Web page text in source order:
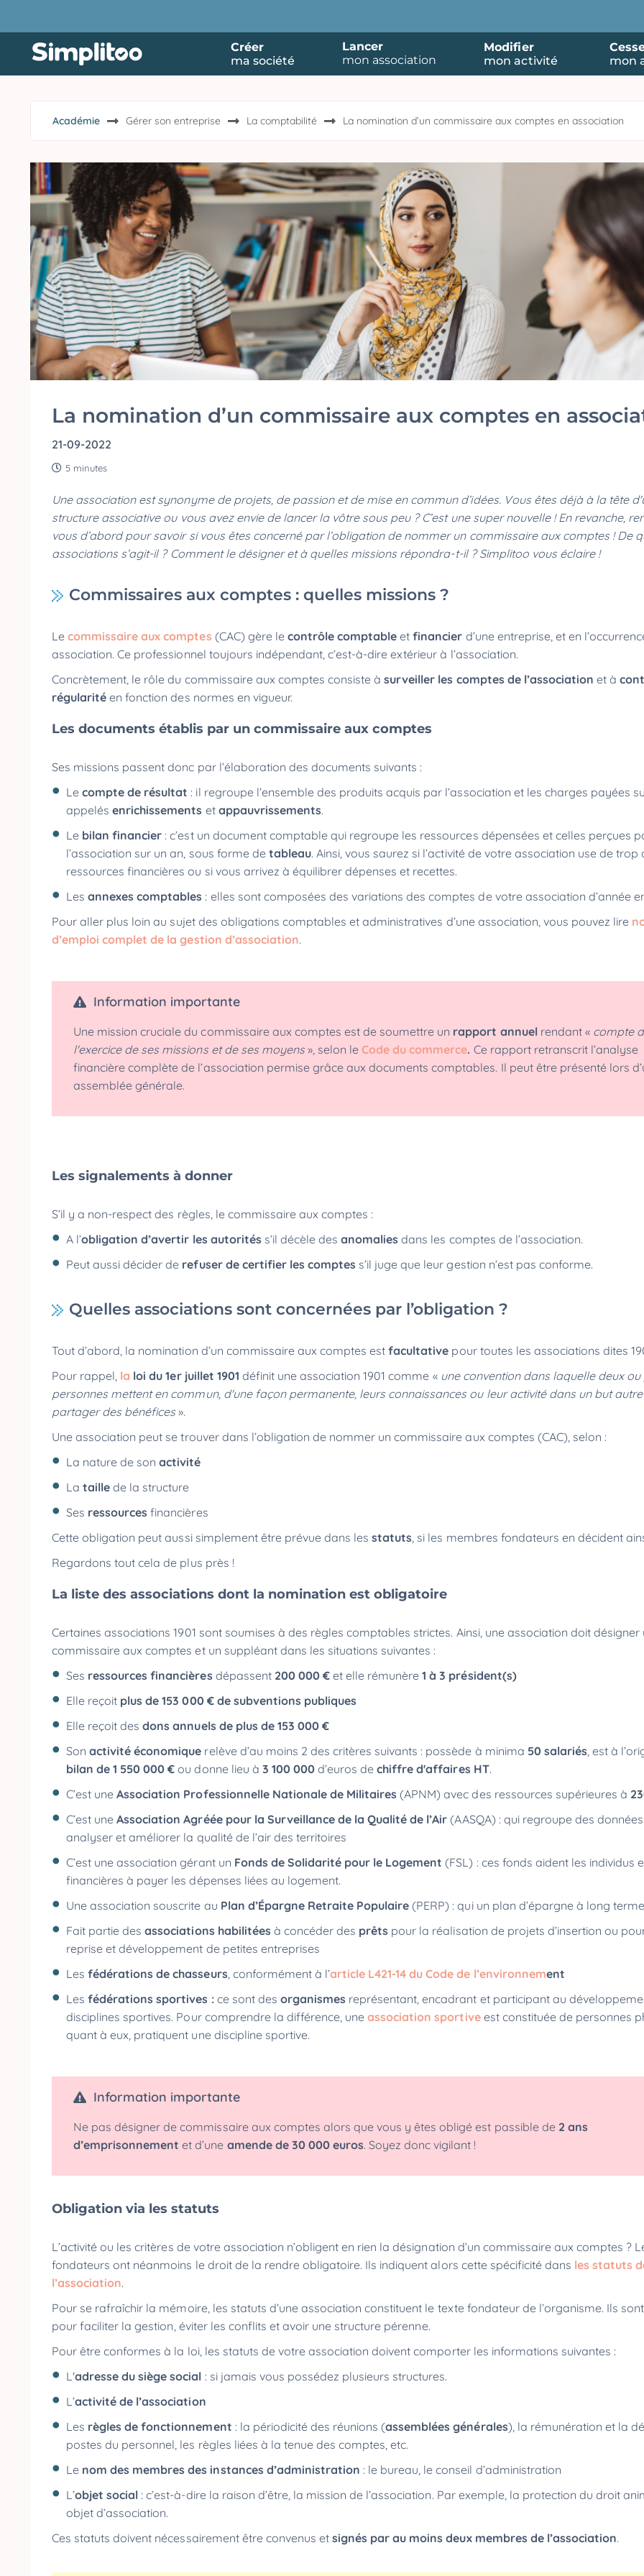
Créer
ma société
Lancer
mon association
Modifier
mon activité
mon
Académie Gérer son entreprise La comptabilité La nomination d’un commissaire aux comptes en association
La nomination d’un commissaire aux comptes en
21-09-2022
5 minutes
Une association est synonyme de projets, de passion et de mise en commun d’idées. Vous êtes déjà à la tête
structure associative ou vous avez envie de lancer la vôtre sous peu ? C’est une super nouvelle ! En revanche,
vous d’abord pour savoir si vous êtes concerné par l’obligation de nommer un commissaire aux comptes ! De
associations s’agit-il ? Comment le désigner et à quelles missions répondra-t-il ? Simplitoo vous éclaire !
Commissaires aux comptes : quelles missions ?
Lecommissaire aux comptes (CAC) gère le contrôle comptableet financier d’une entreprise, et en
association. Ce professionnel toujours indépendant, c’est-à-dire extérieur à l’association.
Concrètement, le rôle du commissaire aux comptes consiste à surveiller les comptes de l’association et à
régularité en fonction des normes en vigueur.
Les documents établis par un commissaire aux comptes
Ses missions passent donc par l’élaboration des documents suivants :
Lecompte de résultat : il regroupe l’ensemble des produits acquis par l’association et les charges payées
appelésenrichissements et appauvrissements.
Le bilan financier : c’est un document comptable qui regroupe les ressources dépensées et celles perçues
l’association sur un an, sous forme de tableau. Ainsi, vous saurez si l’activité de votre association use de trop
ressources financières ou si vous arrivez à équilibrer dépenses et recettes.
Lesannexes comptables : elles sont composées des variations des comptes de votre association d’année
Pour aller plus loin au sujet des obligations comptables et administratives d’une association, vous pouvez lire
d’emploi complet de la gestion d’association.
Information importante
Une mission cruciale du commissaire aux comptes est de soumettre un rapport annuel rendant « compte
l'exercice de ses missions et de ses moyens », selon leCode du commerce. Ce rapport retranscrit l’analyse
financière complète de l’association permise grâce aux documents comptables. Il peut être présenté lors
assemblée générale.
Les signalements à donner
S’il y a non-respect des règles, le commissaire aux comptes :
A l’obligation d’avertir les autorités s’il décèle desanomalies dans les comptes de l’association.
Peut aussi décider de refuser de certifier les comptes s’il juge que leur gestion n’est pas conforme.
Quelles associations sont concernées par l’obligation ?
Tout d’abord, la nomination d’un commissaire aux comptes estfacultative pour toutes les associations dites
Pour rappel, la loi du 1er juillet 1901 définit une association 1901 comme « une convention dans laquelle deux ou
personnes mettent en commun, d'une façon permanente, leurs connaissances ou leur activité dans un but
partager des bénéfices ».
Une association peut se trouver dans l’obligation de nommer un commissaire aux comptes (CAC), selon :
La nature de sonactivité
Lataillede la structure
Ses ressourcesfinancières
Cette obligation peut aussi simplement être prévue dans lesstatuts, si les membres fondateurs en décident
Regardons tout cela de plus près !
La liste des associations dont la nomination est obligatoire
Certaines associations 1901 sont soumises à des règles comptables strictes. Ainsi, une association doit désigner
commissaire aux comptes et un suppléant dans les situations suivantes :
Ses ressources financières dépassent 200 000 € et elle rémunère1 à 3 président(s)
Elle reçoit plus de 153 000 € de subventions publiques
Elle reçoit desdons annuels de plus de 153 000 €
Son activité économique relève d’au moins 2 des critères suivants : possède à minima 50 salariés, est à
bilan de 1 550 000 € ou donne lieu à 3 100 000d’euros dechiffre d'affaires HT.
C’est uneAssociation Professionnelle Nationale de Militaires (APNM) avec des ressources supérieures à
C’est uneAssociation Agréée pour la Surveillance de la Qualité de l’Air (AASQA) : qui regroupe des
analyser et améliorer la qualité de l’air des territoires
C’est une association gérant un Fonds de Solidarité pour le Logement (FSL) : ces fonds aident les individus
financières à payer les dépenses liées au logement.
Une association souscrite au Plan d’Épargne Retraite Populaire (PERP) : qui un plan d’épargne à long terme
Fait partie des associations habilitées à concéder des prêts pour la réalisation de projets d’insertion ou
reprise et développement de petites entreprises
Lesfédérations de chasseurs, conformément à l’article L421-14 du Code de l’environnement
Les fédérations sportives :ce sont des organismes représentant, encadrant et participant au
disciplines sportives. Pour comprendre la différence, uneassociation sportiveest constituée de personnes
quant à eux, pratiquent une discipline sportive.
Information importante
Ne pas désigner de commissaire aux comptes alors que vous y êtes obligé est passible de 2 ans
d’emprisonnement et d’une amende de 30 000 euros. Soyez donc vigilant !
Obligation via les statuts
L’activité ou les critères de votre association n’obligent en rien la désignation d’un commissaire aux comptes ?
fondateurs ont néanmoins le droit de la rendre obligatoire. Ils indiquent alors cette spécificité dans les statuts
l’association.
Pour se rafraîchir la mémoire, les statuts d’une association constituent le texte fondateur de l’organisme. Ils
pour faciliter la gestion, éviter les conflits et avoir une structure pérenne.
Pour être conformes à la loi, les statuts de votre association doivent comporter les informations suivantes :
L'adresse du siège social : si jamais vous possédez plusieurs structures.
L’activité de l’association
Les règles de fonctionnement : la périodicité des réunions (assemblées générales), la rémunération et la
postes du personnel, les règles liées à la tenue des comptes, etc.
Le nom des membres des instances d’administration : le bureau, le conseil d’administration
L’objet social : c’est-à-dire la raison d’être, la mission de l’association. Par exemple, la protection du droit
objet d’association.
Ces statuts doivent nécessairement être convenus etsignés par au moins deux membres de l’association.